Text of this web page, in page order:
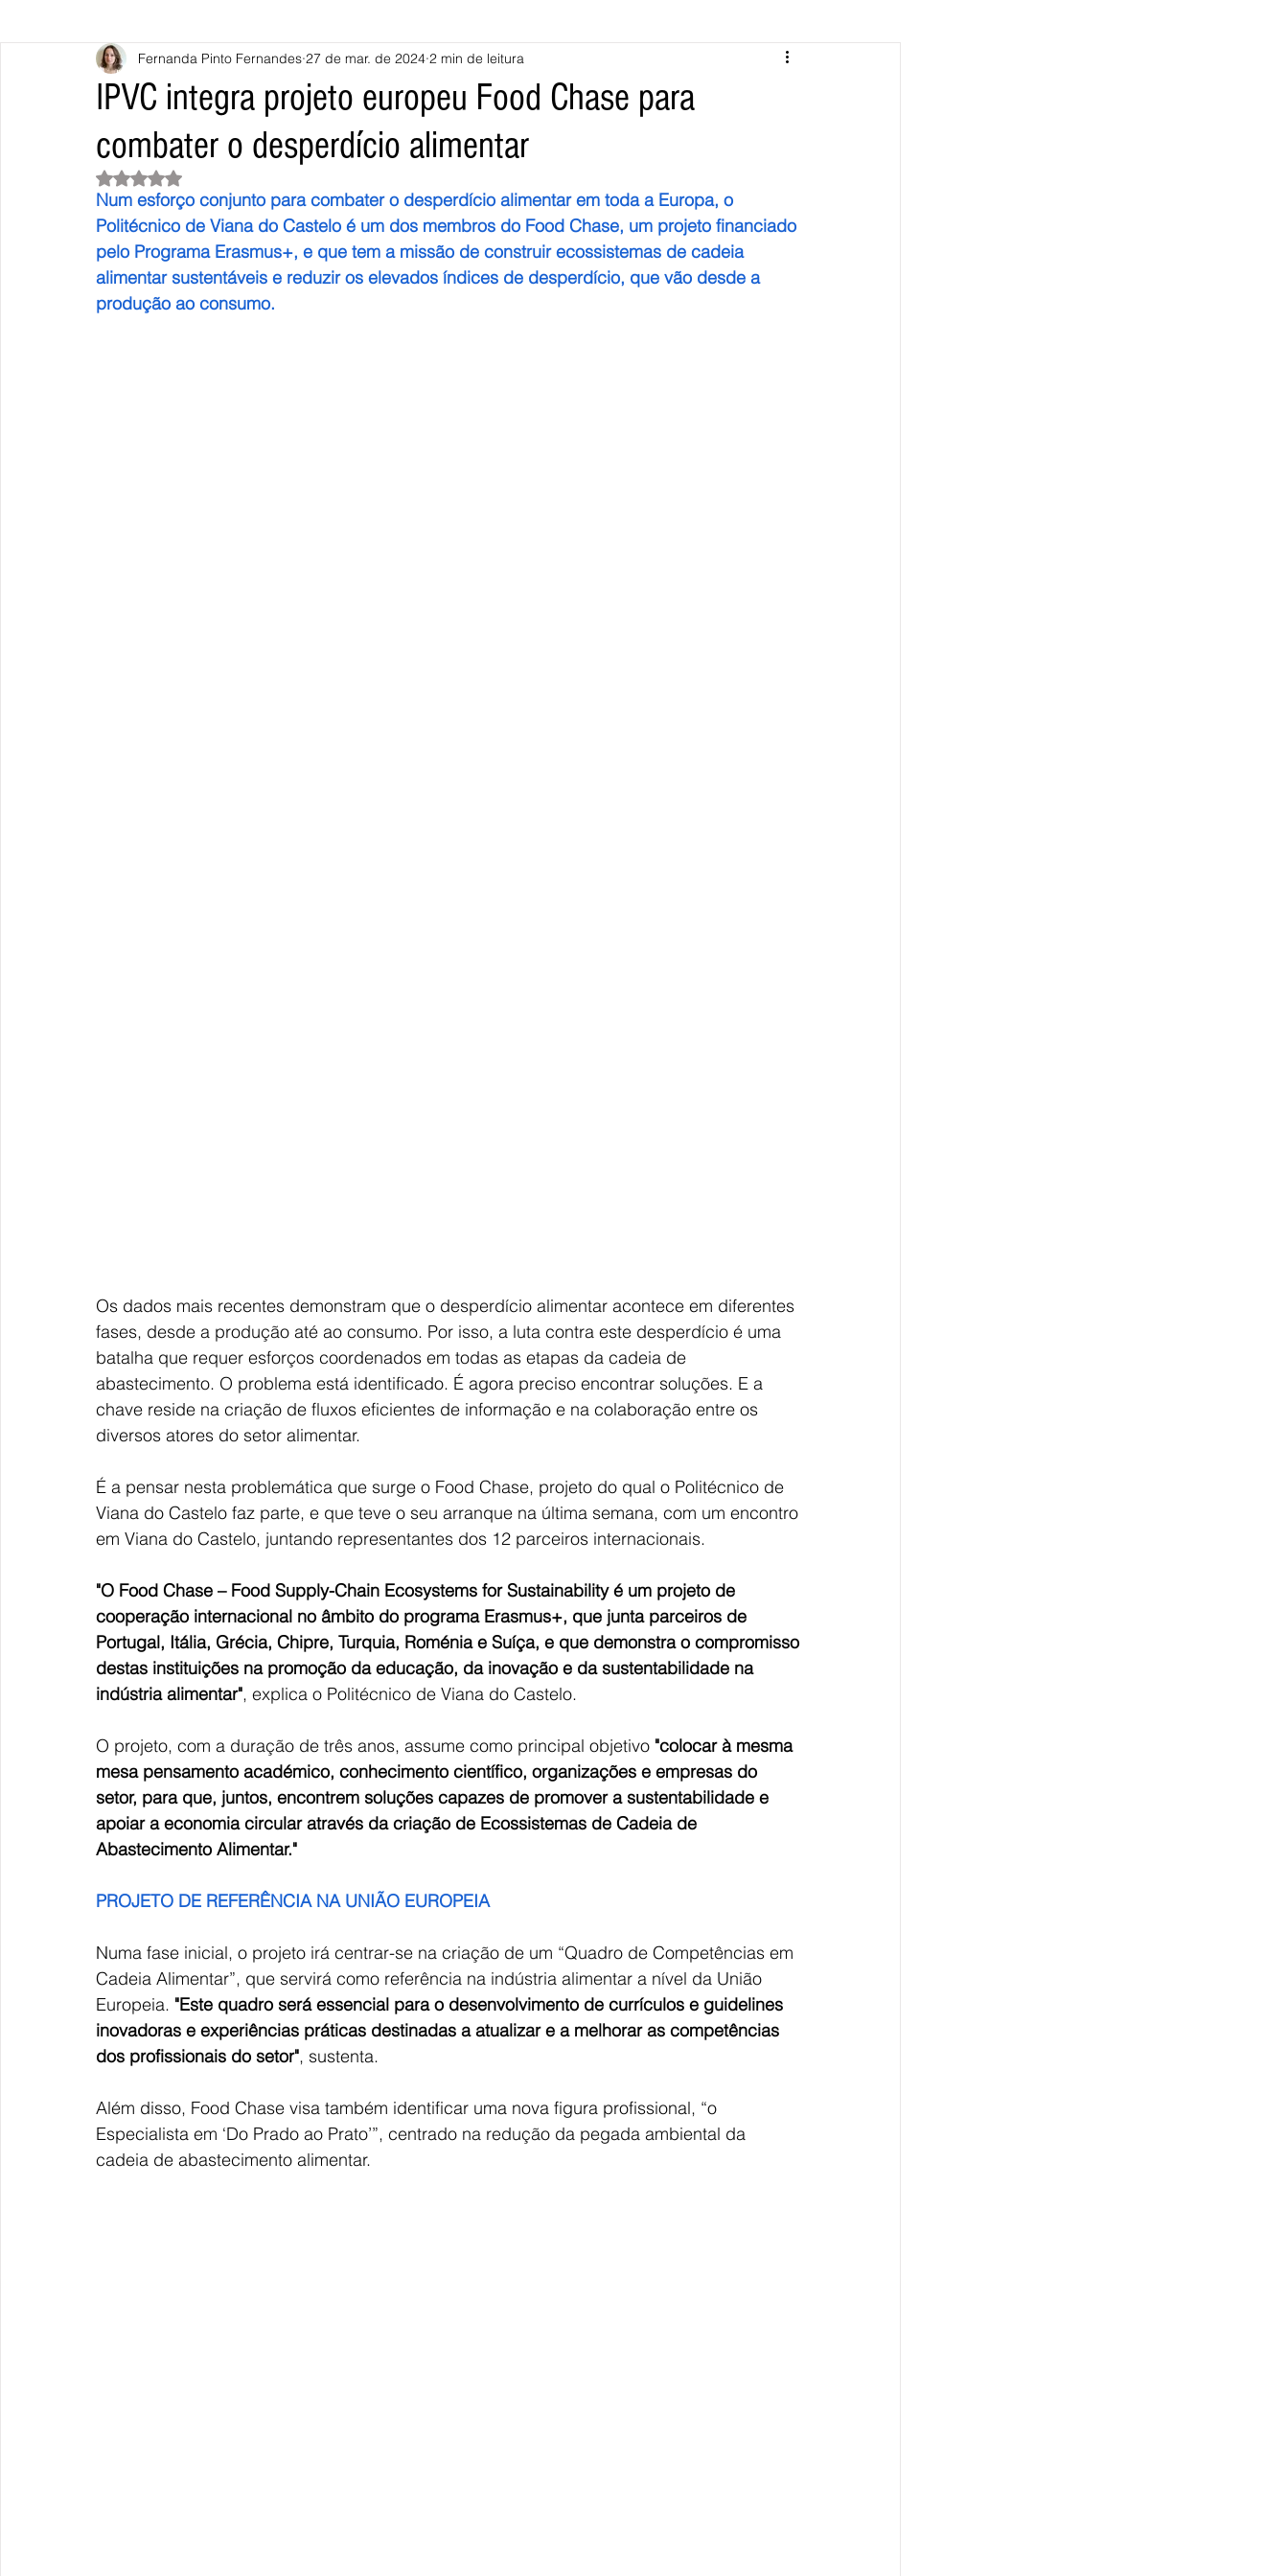
Vila Nova de Cerveira Monção Valença Melgaço
Terras de Bouro Póvoa de Lanhoso Vieira do Minho Vila Verde Braga
União Europeia Eurocidades Outras Notícias
IPVC integra projeto europeu Food Chase para
combater o desperdício alimentar
Fernanda Pinto Fernandes 27 de mar. de 2024 2 min de leitura
Avaliado com NaN de 5 estrelas.
Num esforço conjunto para combater o desperdício alimentar em toda a Europa, o
Politécnico de Viana do Castelo é um dos membros do Food Chase, um projeto financiado
pelo Programa Erasmus+, e que tem a missão de construir ecossistemas de cadeia
alimentar sustentáveis e reduzir os elevados índices de desperdício, que vão desde a
produção ao consumo.
Os dados mais recentes demonstram que o desperdício alimentar acontece em diferentes
fases, desde a produção até ao consumo. Por isso, a luta contra este desperdício é uma
batalha que requer esforços coordenados em todas as etapas da cadeia de
abastecimento. O problema está identificado. É agora preciso encontrar soluções. E a
chave reside na criação de fluxos eficientes de informação e na colaboração entre os
diversos atores do setor alimentar.
É a pensar nesta problemática que surge o Food Chase, projeto do qual o Politécnico de
Viana do Castelo faz parte, e que teve o seu arranque na última semana, com um encontro
em Viana do Castelo, juntando representantes dos 12 parceiros internacionais.
"O Food Chase – Food Supply-Chain Ecosystems for Sustainability é um projeto de
cooperação internacional no âmbito do programa Erasmus+, que junta parceiros de
Portugal, Itália, Grécia, Chipre, Turquia, Roménia e Suíça, e que demonstra o compromisso
destas instituições na promoção da educação, da inovação e da sustentabilidade na
indústria alimentar", explica o Politécnico de Viana do Castelo.
O projeto, com a duração de três anos, assume como principal objetivo "colocar à mesma
mesa pensamento académico, conhecimento científico, organizações e empresas do
setor, para que, juntos, encontrem soluções capazes de promover a sustentabilidade e
apoiar a economia circular através da criação de Ecossistemas de Cadeia de
Abastecimento Alimentar."
PROJETO DE REFERÊNCIA NA UNIÃO EUROPEIA
Numa fase inicial, o projeto irá centrar-se na criação de um “Quadro de Competências em
Cadeia Alimentar”, que servirá como referência na indústria alimentar a nível da União
Europeia. "Este quadro será essencial para o desenvolvimento de currículos e guidelines
inovadoras e experiências práticas destinadas a atualizar e a melhorar as competências
dos profissionais do setor", sustenta.
Além disso, Food Chase visa também identificar uma nova figura profissional, “o
Especialista em ‘Do Prado ao Prato’”, centrado na redução da pegada ambiental da
cadeia de abastecimento alimentar.